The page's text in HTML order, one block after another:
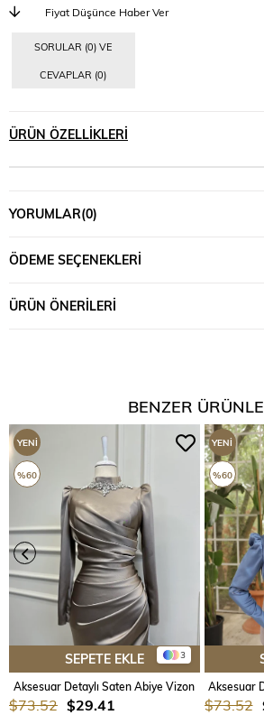
Fiyat Düşünce Haber Ver
SORULAR (0) VE
CEVAPLAR (0)
ÜRÜN ÖZELLIKLERI
YORUMLAR(0)
ÖDEME SEÇENEKLERI
ÜRÜN ÖNERILERI
BENZER
3
SEPETE EKLE
Aksesuar Detaylı Saten Abiye Vizon
$29.41
$73.52
YENI
ÜRÜN
%60
Aksesuar
$73.52
YENI
ÜRÜN
%60